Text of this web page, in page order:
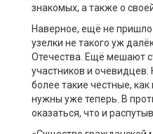
знакомых, а также о
Наверное, ещё не пришло
узелки не такого уж
Отечества. Ещё мешают
участников и очевидцев.
более такие честные, как
нужны уже теперь. В
оказаться, что и